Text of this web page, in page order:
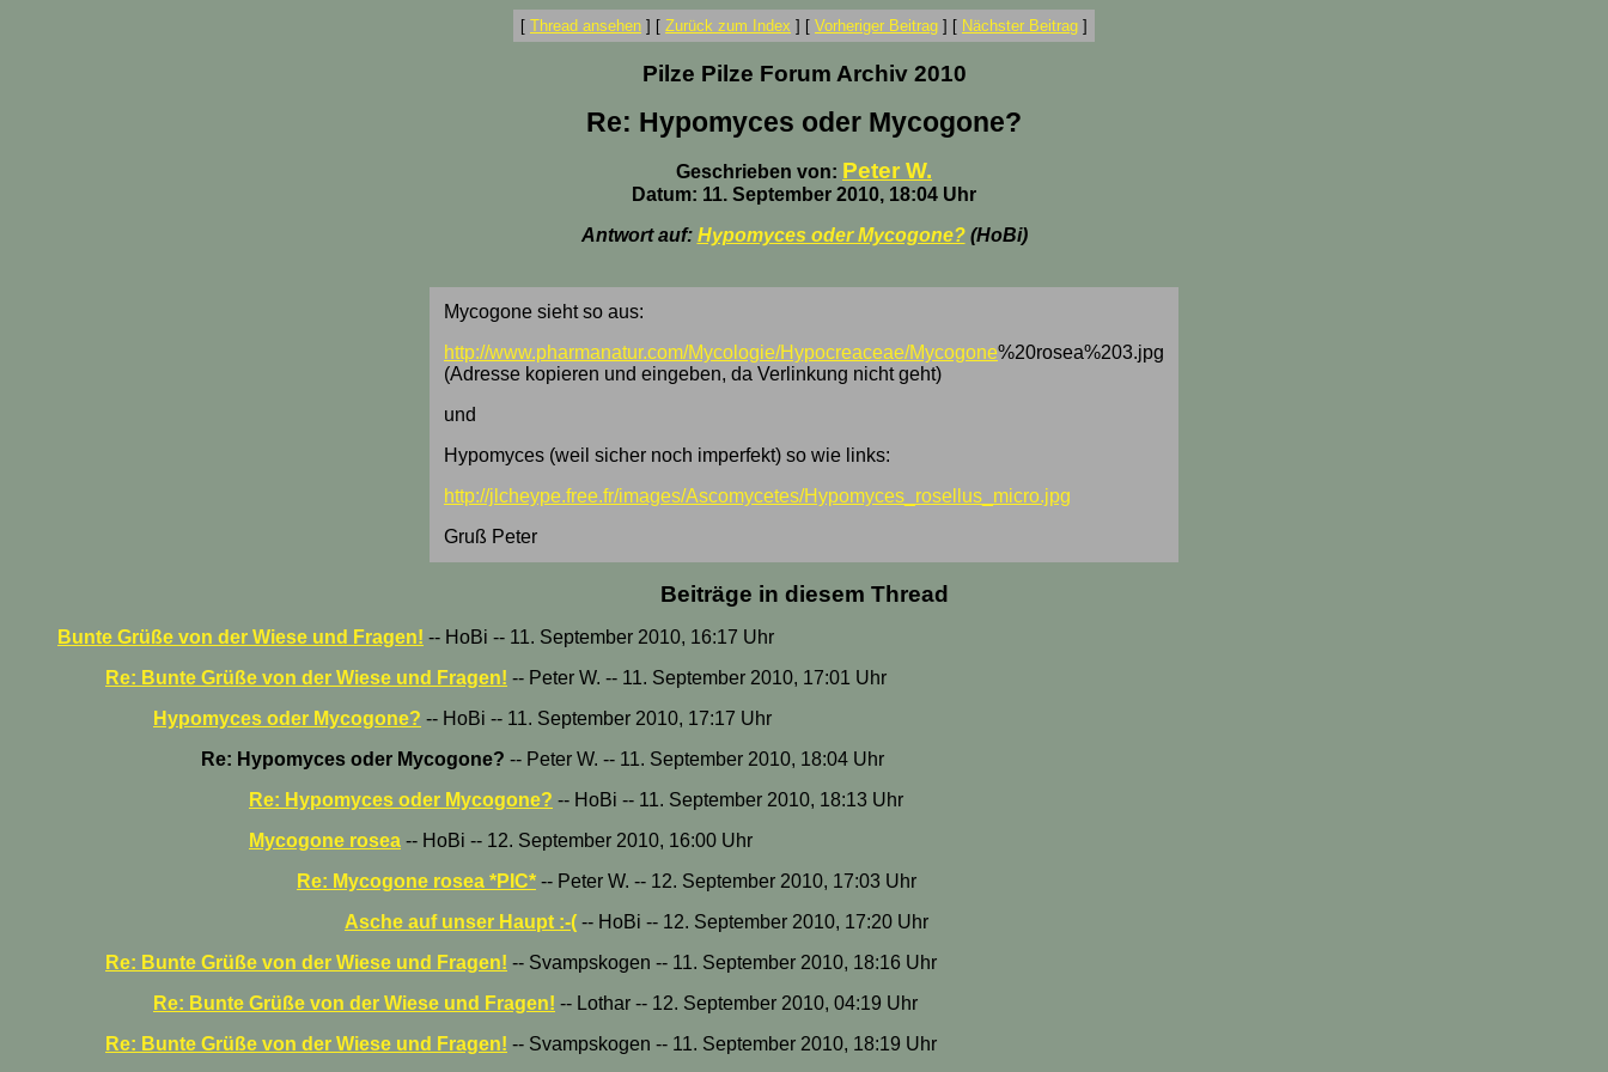
[ Thread ansehen ] [ Zurück zum Index ] [ Vorheriger Beitrag ] [ Nächster Beitrag ]
Pilze Pilze Forum Archiv 2010
Re: Hypomyces oder Mycogone?
Geschrieben von: Peter W.
Datum: 11. September 2010, 18:04 Uhr
Antwort auf: Hypomyces oder Mycogone?(HoBi)
Mycogone sieht so aus:
http://www.pharmanatur.com/Mycologie/Hypocreaceae/Mycogone%20rosea%203.jpg
(Adresse kopieren und eingeben, da Verlinkung nicht geht)
und
Hypomyces (weil sicher noch imperfekt) so wie links:
http://jlcheype.free.fr/images/Ascomycetes/Hypomyces_rosellus_micro.jpg
Gruß Peter
Beiträge in diesem Thread
Bunte Grüße von der Wiese und Fragen! -- HoBi -- 11. September 2010, 16:17 Uhr
Re: Bunte Grüße von der Wiese und Fragen! -- Peter W. -- 11. September 2010, 17:01 Uhr
Hypomyces oder Mycogone? -- HoBi -- 11. September 2010, 17:17 Uhr
Re: Hypomyces oder Mycogone? -- Peter W. -- 11. September 2010, 18:04 Uhr
Re: Hypomyces oder Mycogone? -- HoBi -- 11. September 2010, 18:13 Uhr
Mycogone rosea -- HoBi -- 12. September 2010, 16:00 Uhr
Re: Mycogone rosea *PIC* -- Peter W. -- 12. September 2010, 17:03 Uhr
Asche auf unser Haupt :-( -- HoBi -- 12. September 2010, 17:20 Uhr
Re: Bunte Grüße von der Wiese und Fragen! -- Svampskogen -- 11. September 2010, 18:16 Uhr
Re: Bunte Grüße von der Wiese und Fragen! -- Lothar -- 12. September 2010, 04:19 Uhr
Re: Bunte Grüße von der Wiese und Fragen! -- Svampskogen -- 11. September 2010, 18:19 Uhr